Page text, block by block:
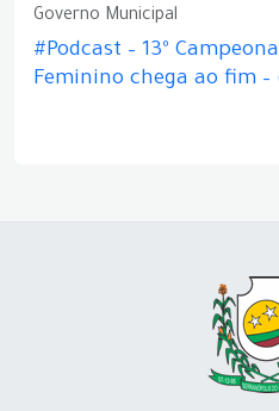
Governo Municipal
#Podcast – 13º
Feminino chega ao fim –